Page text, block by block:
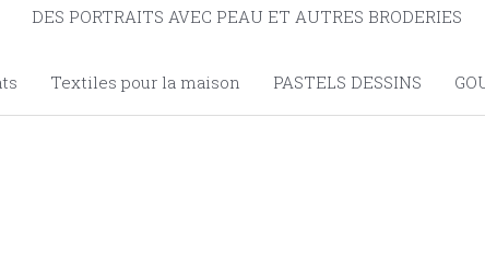
DES PORTRAITS AVEC PEAU ET AUTRES BRODERIES
Textiles pour la maison PASTELS DESSINS